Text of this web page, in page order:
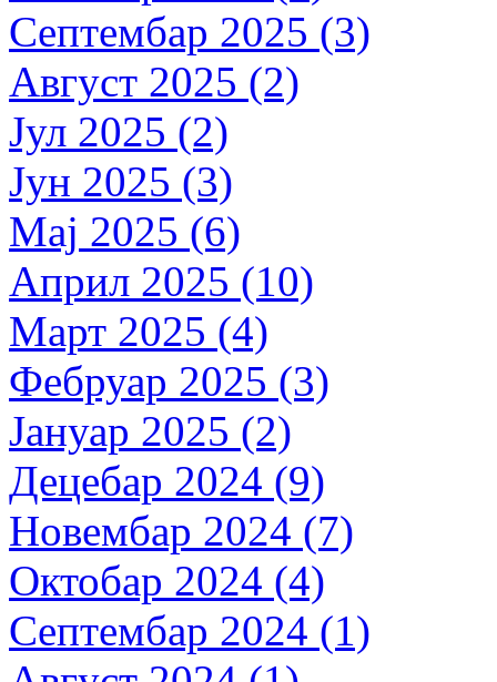
Септембар 2025 (3)
Август 2025 (2)
Јул 2025 (2)
Јун 2025 (3)
Мај 2025 (6)
Април 2025 (10)
Март 2025 (4)
Фебруар 2025 (3)
Јануар 2025 (2)
Децебар 2024 (9)
Новембар 2024 (7)
Октобар 2024 (4)
Септембар 2024 (1)